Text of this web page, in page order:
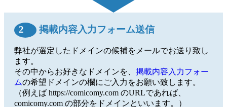
2 掲載内容入力フォーム送信
弊社が選定したドメインの候補をメールでお送り致し
ます。
その中からお好きなドメインを、 掲載内容入力フォー
ムの希望ドメインの欄にご入力をお願い致します。
（例えば https://comicomy.com のURLであれば、
comicomy.com の部分をドメインといいます。）